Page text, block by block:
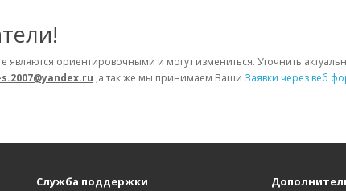
являются ориентировочными и могут измениться. Уточнить
,а так же мы принимаем Ваши Заявки через веб
Служба поддержки